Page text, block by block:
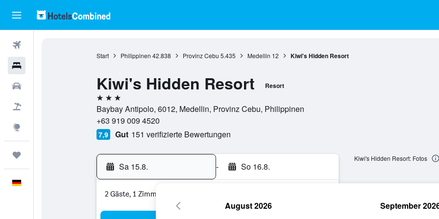
Start Philippinen 42.838 Provinz Cebu 5.435 Medellin 12 Kiwi's Hidden Resort
Kiwi's Hidden Resort Resort
3 Sterne
Baybay Antipolo, 6012, Medellin, Provinz Cebu, Philippinen
+63 919 009 4520
7,9 Gut 151 verifizierte Bewertungen
Sa 15.8. - So 16.8.
2 Gäste, 1 Zimmer
Kiwi's Hidden Resort: Fotos
August 2026 September